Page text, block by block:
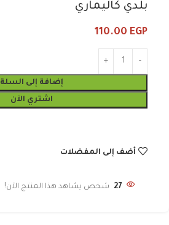
بلدي كاليماري
110.00 EGP
إضافة إلى السلة
اشتري الآن
أضف إلى المفضلات
27 شخص يشاهد هذا المنتج الآن!